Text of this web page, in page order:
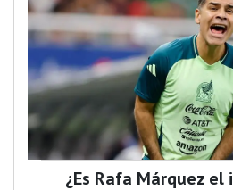
¿Es Rafa Márquez el